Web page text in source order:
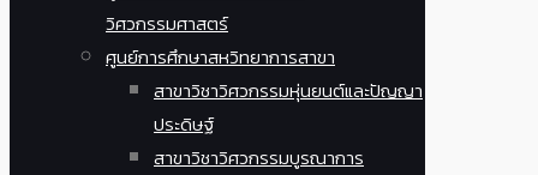
วิศวกรรมศาสตร์
ศูนย์การศึกษาสหวิทยาการสาขา
สาขาวิชาวิศวกรรมหุ่นยนต์และปัญญา
ประดิษฐ์
สาขาวิชาวิศวกรรมบูรณาการ